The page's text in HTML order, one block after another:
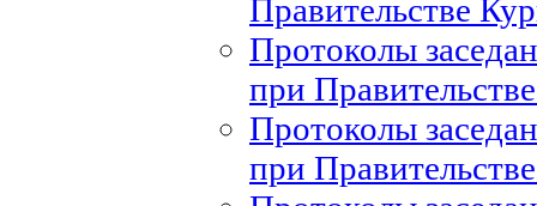
Правительстве
Протоколы
при
Протоколы
при